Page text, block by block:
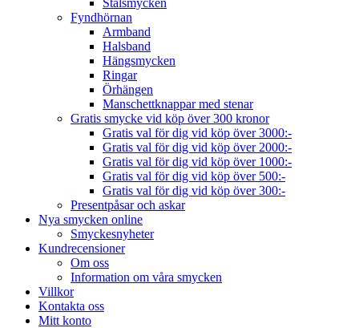
Stålsmycken
Fyndhörnan
Armband
Halsband
Hängsmycken
Ringar
Örhängen
Manschettknappar med stenar
Gratis smycke vid köp över 300 kronor
Gratis val för dig vid köp över 3000:-
Gratis val för dig vid köp över 2000:-
Gratis val för dig vid köp över 1000:-
Gratis val för dig vid köp över 500:-
Gratis val för dig vid köp över 300:-
Presentpåsar och askar
Nya smycken online
Smyckesnyheter
Kundrecensioner
Om oss
Information om våra smycken
Villkor
Kontakta oss
Mitt konto